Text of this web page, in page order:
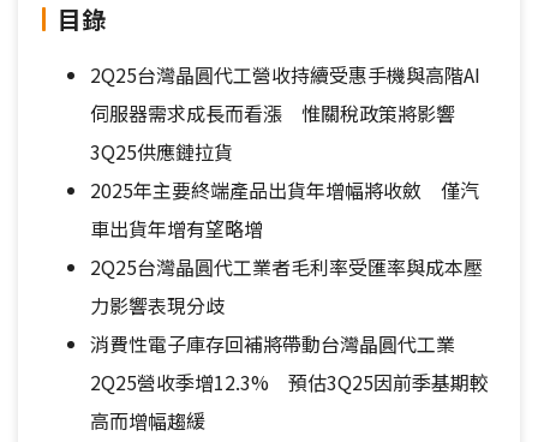
目錄
2Q25台灣晶圓代工營收持續受惠手機與高階AI
伺服器需求成長而看漲 惟關稅政策將影響
3Q25供應鏈拉貨
2025年主要終端產品出貨年增幅將收斂 僅汽
車出貨年增有望略增
2Q25台灣晶圓代工業者毛利率受匯率與成本壓
力影響表現分歧
消費性電子庫存回補將帶動台灣晶圓代工業
2Q25營收季增12.3% 預估3Q25因前季基期較
高而增幅趨緩